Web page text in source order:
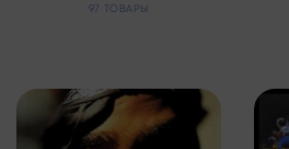
97 ТОВАРЫ